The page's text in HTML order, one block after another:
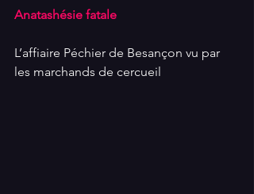
Anatashésie fatale
L’affiaire Péchier de Besançon vu par
les marchands de cercueil